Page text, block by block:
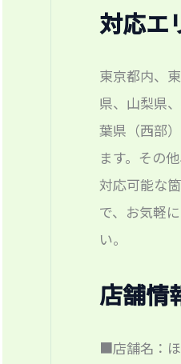
対応エ
東京都内、
県、山梨県
葉県（西部
ます。その
対応可能な
で、お気軽
い。
店舗情
■店舗名：